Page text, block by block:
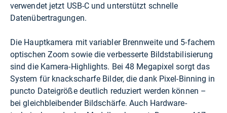
verwendet jetzt USB-C und unterstützt schnelle
Datenübertragungen.
Die Hauptkamera mit variabler Brennweite und 5-fachem
optischen Zoom sowie die verbesserte Bildstabilisierung
sind die Kamera-Highlights. Bei 48 Megapixel sorgt das
System für knackscharfe Bilder, die dank Pixel-Binning in
puncto Dateigröße deutlich reduziert werden können –
bei gleichbleibender Bildschärfe. Auch Hardware-